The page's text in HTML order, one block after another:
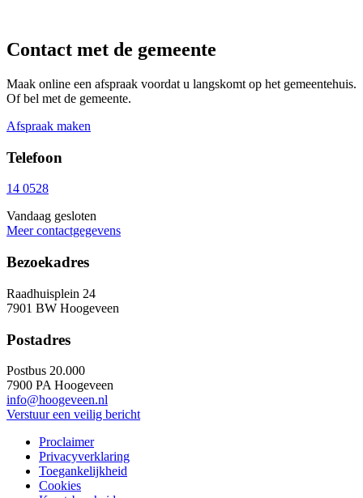
Contact met de gemeente
Maak online een afspraak voordat u langskomt op het gemeentehuis.
Of bel met de gemeente.
Afspraak maken
Telefoon
14 0528
Vandaag gesloten
Meer contactgegevens
Bezoekadres
Raadhuisplein 24
7901 BW Hoogeveen
Postadres
Postbus 20.000
7900 PA Hoogeveen
info@hoogeveen.nl
Verstuur een veilig bericht
Proclaimer
Privacyverklaring
Toegankelijkheid
Cookies